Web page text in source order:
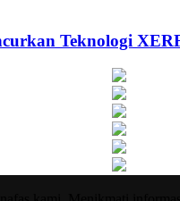
Teknologi